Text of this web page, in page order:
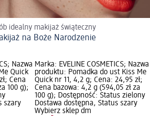
idealny makijaż świąteczny
na Boże Narodzenie
Nazwa
Quick
Cena
100 g);
szary
Marka: EVELINE COSMETICS; Nazwa
produktu: Pomadka do ust Kiss Me
Quick nr 11, 4,2 g; Cena: 24,95 zł;
Cena bazowa: 4,2 g (594,05 zł za
100 g); Dostępność: Status zielony
Dostawa dostępna, Status szary
Wybierz sklep dm